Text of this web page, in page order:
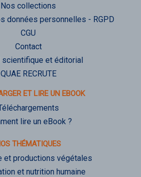
Nos collections
données personnelles - RGPD
CGU
Contact
scientifique et éditorial
QUAE RECRUTE
ET LIRE UN EBOOK
lire un eBook ?
THÉMATIQUES
et productions végétales
et nutrition humaine